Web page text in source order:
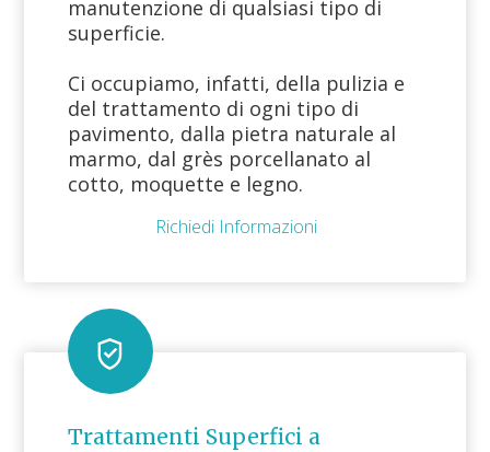
manutenzione di qualsiasi tipo di
superficie.
Ci occupiamo, infatti, della pulizia e
del trattamento di ogni tipo di
pavimento, dalla pietra naturale al
marmo, dal grès porcellanato al
cotto, moquette e legno.
Richiedi Informazioni
Trattamenti Superfici a